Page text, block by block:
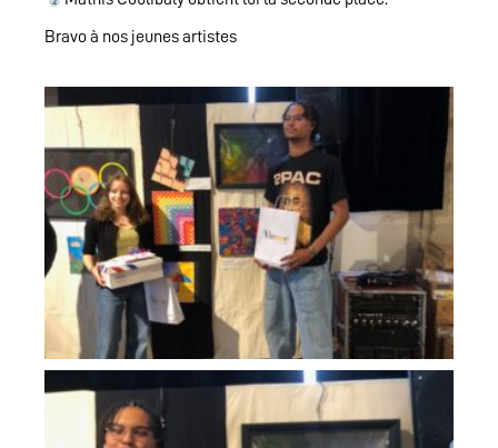
Bravo à nos jeunes artistes